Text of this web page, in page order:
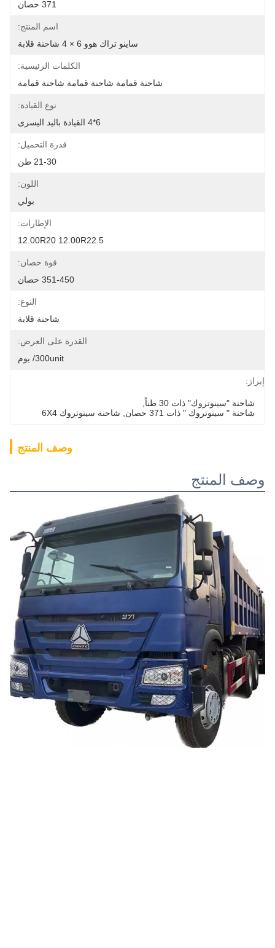
371 حصان
اسم المنتج:
ساينو تراك هوو 6 × 4 شاحنة قلابة
الكلمات الرئيسية:
شاحنة قمامة شاحنة قمامة شاحنة قمامة
نوع القيادة:
6*4 القيادة باليد اليسرى
قدرة التحميل:
21-30 طن
اللون:
بولي
الإطارات:
12.00R20 12.00R22.5
قوة حصان:
351-450 حصان
النوع:
شاحنة قلابة
القدرة على العرض:
300unit/ يوم
إبراز:
شاحنة "سينوتروك" ذات 30 طناً
شاحنة " سينوتروك " ذات 371 حصان
شاحنة سينوتروك 6X4
وصف المنتج
وصف المنتج